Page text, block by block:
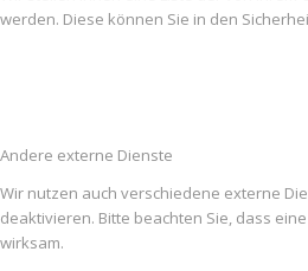
werden. Diese können Sie in den
Andere externe Dienste
Wir nutzen auch verschiedene externe
deaktivieren. Bitte beachten Sie, dass
wirksam.